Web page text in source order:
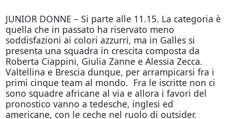
JUNIOR DONNE – Si parte alle 11.15. La categoria è
quella che in passato ha riservato meno
soddisfazioni ai colori azzurri, ma in Galles si
presenta una squadra in crescita composta da
Roberta Ciappini, Giulia Zanne e Alessia Zecca.
Valtellina e Brescia dunque, per arrampicarsi fra i
primi cinque team al mondo. Fra le iscritte non ci
sono squadre africane al via e allora i favori del
pronostico vanno a tedesche, inglesi ed
americane, con le ceche nel ruolo di outsider.